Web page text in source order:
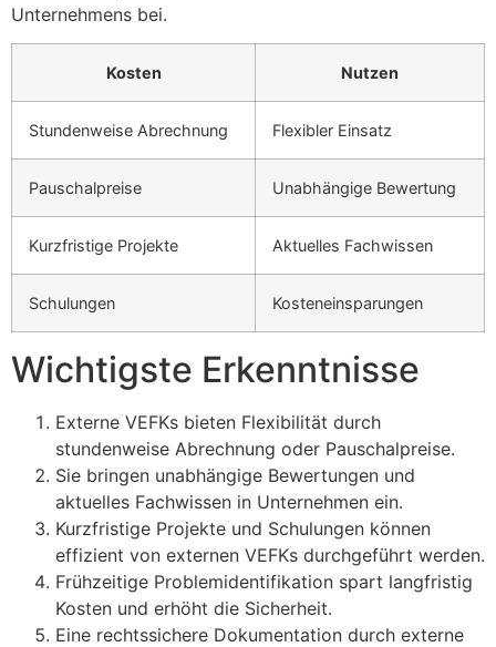
Unternehmens bei.
Kosten Nutzen
Stundenweise Abrechnung Flexibler Einsatz
Pauschalpreise Unabhängige Bewertung
Kurzfristige Projekte Aktuelles Fachwissen
Schulungen Kosteneinsparungen
Wichtigste Erkenntnisse
Externe VEFKs bieten Flexibilität durch
stundenweise Abrechnung oder Pauschalpreise.
Sie bringen unabhängige Bewertungen und
aktuelles Fachwissen in Unternehmen ein.
Kurzfristige Projekte und Schulungen können
effizient von externen VEFKs durchgeführt werden.
Frühzeitige Problemidentifikation spart langfristig
Kosten und erhöht die Sicherheit.
Eine rechtssichere Dokumentation durch externe